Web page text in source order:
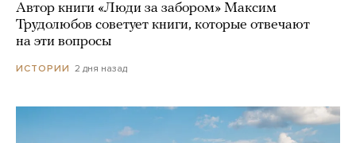
Автор книги «Люди за забором» Максим
Трудолюбов советует книги, которые отвечают
на эти вопросы
ИСТОРИИ 2 дня назад